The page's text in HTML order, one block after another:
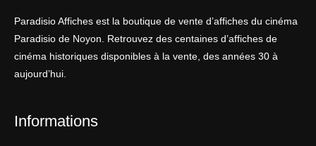
Paradisio Affiches est la boutique de vente d’affiches du cinéma
Paradisio de Noyon. Retrouvez des centaines d’affiches de
cinéma historiques disponibles à la vente, des années 30 à
aujourd’hui.
Informations